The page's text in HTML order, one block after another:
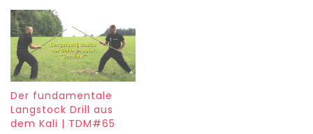
Der fundamentale
Langstock Drill aus
dem Kali | TDM#65